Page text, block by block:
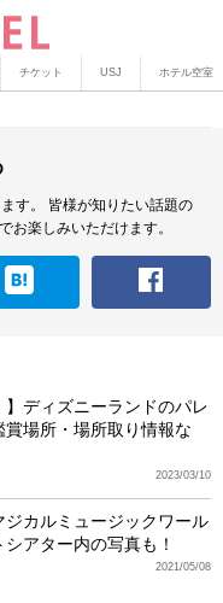
チケット USJ ホテル空室
す。
皆様が知りたい話題の
お楽しみいただけます。
】ディズニーランドのパレ
場所・場所取り情報な
2023/03/10
ジカルミュージックワール
アター内の写真も！
2021/05/08